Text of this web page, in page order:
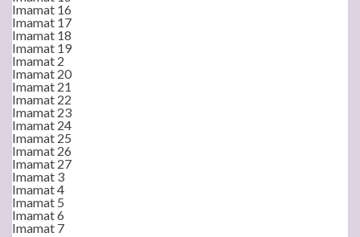
Imamat 16
Imamat 17
Imamat 18
Imamat 19
Imamat 2
Imamat 20
Imamat 21
Imamat 22
Imamat 23
Imamat 24
Imamat 25
Imamat 26
Imamat 27
Imamat 3
Imamat 4
Imamat 5
Imamat 6
Imamat 7